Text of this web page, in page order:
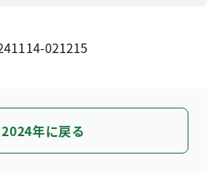
021215
2024年に戻る